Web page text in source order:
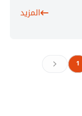
المزيد
Previous 1